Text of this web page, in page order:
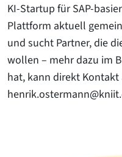
KI-Startup für SAP-
Plattform aktuell
und sucht Partner, die
wollen – mehr dazu im
hat, kann direkt